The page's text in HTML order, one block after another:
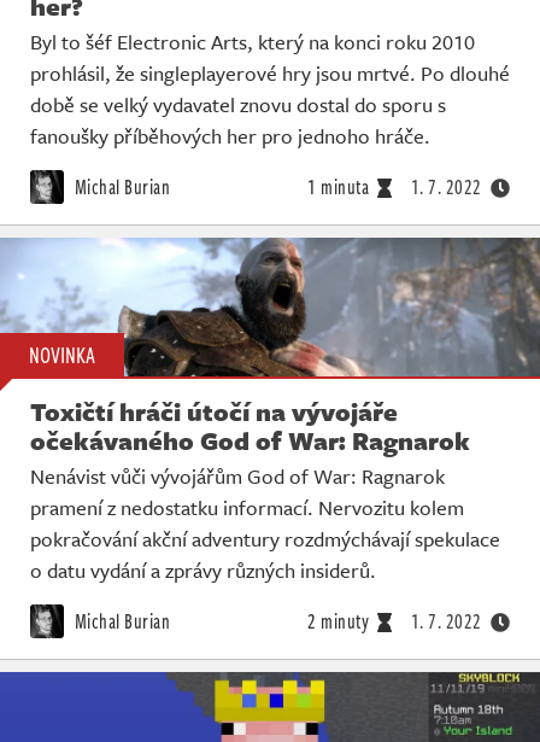
Byl to šéf Electronic Arts, který na konci roku 2010
prohlásil, že singleplayerové hry jsou mrtvé. Po dlouhé
době se velký vydavatel znovu dostal do sporu s
fanoušky příběhových her pro jednoho hráče.
Michal Burian 1 minuta 1. 7. 2022
NOVINKA
Toxičtí hráči útočí na vývojáře
očekávaného God of War: Ragnarok
Nenávist vůči vývojářům God of War: Ragnarok
pramení z nedostatku informací. Nervozitu kolem
pokračování akční adventury rozdmýchávají spekulace
o datu vydání a zprávy různých insiderů.
Michal Burian 2 minuty 1. 7. 2022